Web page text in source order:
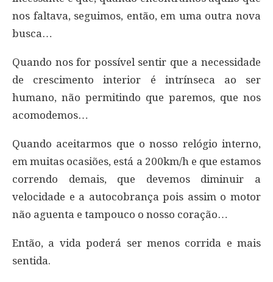
nos faltava, seguimos, então, em uma outra nova
busca…
Quando nos for possível sentir que a necessidade
de crescimento interior é intrínseca ao ser
humano, não permitindo que paremos, que nos
acomodemos…
Quando aceitarmos que o nosso relógio interno,
em muitas ocasiões, está a 200km/h e que estamos
correndo demais, que devemos diminuir a
velocidade e a autocobrança pois assim o motor
não aguenta e tampouco o nosso coração…
Então, a vida poderá ser menos corrida e mais
sentida.